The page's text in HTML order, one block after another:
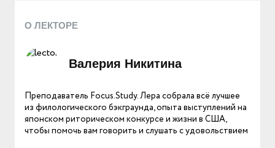
О ЛЕКТОРЕ
Валерия Никитина
Преподаватель Focus.Study. Лера собрала всё лучшее
из филологического бэкграунда, опыта выступлений на
японском риторическом конкурсе и жизни в США,
чтобы помочь вам говорить и слушать с удовольствием